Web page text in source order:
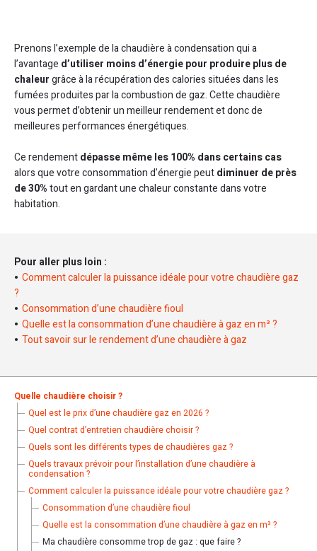
Prenons l’exemple de la chaudière à condensation qui a
l’avantage d’utiliser moins d’énergie pour produire plus de
chaleurgrâce à la récupération des calories situées dans les
fumées produites par la combustion de gaz. Cette chaudière
vous permet d’obtenir un meilleur rendement et donc de
meilleures performances énergétiques.
Ce rendementdépasse même les 100% dans certains cas
alors que votre consommation d’énergie peutdiminuer de près
de 30%tout en gardant une chaleur constante dans votre
habitation.
Pour aller plus loin :
Comment calculer la puissance idéale pour votre chaudière gaz
?
Consommation d’une chaudière fioul
Quelle est la consommation d’une chaudière à gaz en m³ ?
Tout savoir sur le rendement d’une chaudière à gaz
Quelle chaudière choisir ?
Quel est le prix d’une chaudière gaz en 2026 ?
Quel contrat d’entretien chaudière choisir ?
Quels sont les différents types de chaudières gaz ?
Quels travaux prévoir pour l’installation d’une chaudière à
condensation ?
Comment calculer la puissance idéale pour votre chaudière gaz ?
Consommation d’une chaudière fioul
Quelle est la consommation d’une chaudière à gaz en m³ ?
Ma chaudière consomme trop de gaz : que faire ?